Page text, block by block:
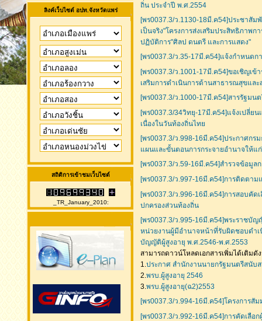
ลิงค์เว็บไซต์ อปท.จังหวัดแพร่
สถิติการเข้าชมเว็บไซต์
_TR_January_2010:
ถิ่น ประจำปี พ.ศ.2554
[พร0037.3/ว.1130-18มี.ค54]ประชาสัม
เป็นจริง"โครงการส่งเสริมประสิทธิภาพ
ปฏิบัติการ"ศิลป ดนตรี และการแสดง"
[พร0037.3/ว.35-17มี.ค54]แจ้งกำหนด
[พร0037.3/ว.1001-17มี.ค54]ขอเชิญเข้
เสริมการดำเนินการด้านสาธารณสุขแล
[พร0037.3/ว.1000-17มี.ค54]สารรัฐมน
[พร0037.3/34วิทยุ-17มี.ค54]แจ้งเปลี่ย
เนื่องในวันท้องถิ่นไทย
[พร0037.3/ว.998-16มี.ค54]ประกาศก
แผนและขั้นตอนการกระจายอำนาจให้แ
[พร0037.3/ว.59-16มี.ค54]สำรวจข้อมู
[พร0037.3/ว.997-16มี.ค54]การติดตา
[พร0037.3/ว.996-16มี.ค54]การสอบคั
ปกครองส่วนท้องถิ่น
[พร0037.3/ว.995-16มี.ค54]พระราชบั
หน่วยงานผู้มีอำนาจหน้าที่รับผิดชอบดำเ
บัญญัติผู้สูงอายุ พ.ศ.2546-พ.ศ.2553
สามารถดาวน์โหลดเอกสารเพิ่มได้เติมดั
1.ประกาศ สำนักงานนายกรัฐมนตรีสนับ
2.พรบ.ผู้สูงอายุ 2546
3.พรบ.ผู้สูงอายุ(ฉ2)2553
[พร0037.3/ว.994-16มี.ค54]โครงการสั
[พร0037.3/ว.992-16มี.ค54]การคัดเลื